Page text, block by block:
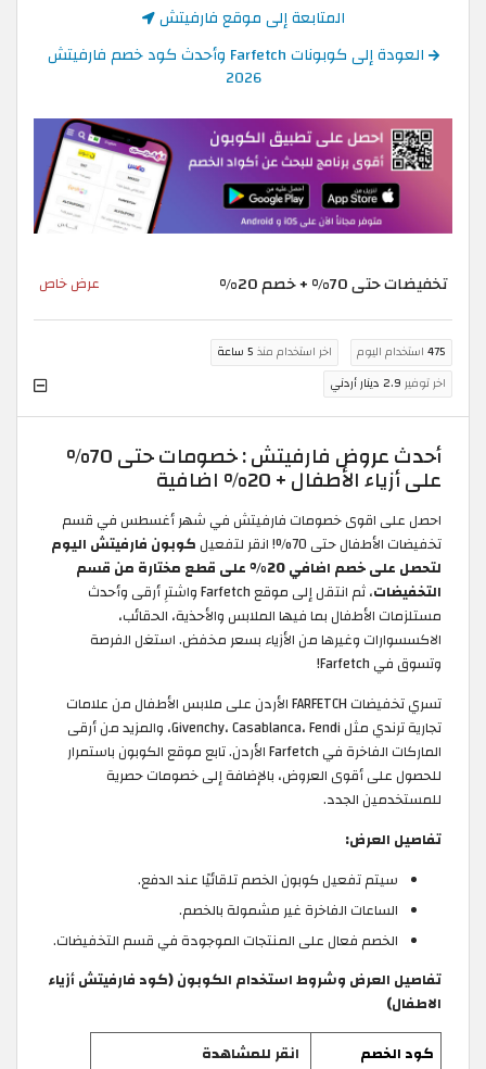
المتابعة إلى موقع فارفيتش
العودة إلى كوبونات Farfetch وأحدث كود خصم فارفيتش
2026
تخفيضات حتى 70% + خصم 20% عرض خاص
475 استخدام اليوم اخر استخدام منذ 5 ساعة
اخر توفير 2.9 دينار أردني
أحدث عروض فارفيتش : خصومات حتى 70%
على أزياء الأطفال + 20% اضافية
احصل على اقوى خصومات فارفيتش في شهر أغسطس في قسم
تخفيضات الأطفال حتى 70%! انقر لتفعيل
كوبون فارفيتش اليوم
لتحصل على خصم اضافي 20% على قطع مختارة من قسم
التخفيضات
، ثم انتقل إلى موقع Farfetch واشترِ أرقى وأحدث
مستلزمات الأطفال بما فيها الملابس والأحذية، الحقائب،
الاكسسوارات وغيرها من الأزياء بسعر مخفض. استغل الفرصة
وتسوق في Farfetch!
تسري تخفيضات FARFETCH الأردن على ملابس الأطفال من علامات
تجارية ترندي مثل Givenchy، Casablanca، Fendi، والمزيد من أرقى
الماركات الفاخرة في Farfetch الأردن. تابع موقع الكوبون باستمرار
للحصول على أقوى العروض، بالإضافة إلى خصومات حصرية
للمستخدمين الجدد.
تفاصيل العرض:
سيتم تفعيل كوبون الخصم تلقائيًا عند الدفع.
الساعات الفاخرة غير مشمولة بالخصم.
الخصم فعال على المنتجات الموجودة في قسم التخفيضات.
تفاصيل العرض وشروط استخدام الكوبون (كود فارفيتش أزياء
الاطفال)
كود الخصم
انقر للمشاهدة